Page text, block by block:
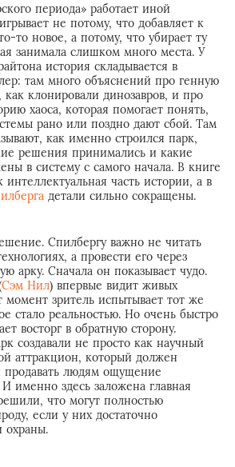
периода» работает иной
не потому, что добавляет к
то новое, а потому, что убирает ту
занимала слишком много места. У
история складывается в
там много объяснений про генную
клонировали динозавров, и про
хаоса, которая помогает понять,
рано или поздно дают сбой. Там
как именно строился парк,
решения принимались и какие
в систему с самого начала. В книге
интеллектуальная часть истории, а в
детали сильно сокращены.
Спилбергу важно не читать
а провести его через
арку. Сначала он показывает чудо.
Сэм Нил) впервые видит живых
момент зритель испытывает тот же
стало реальностью. Но очень быстро
восторг в обратную сторону.
создавали не просто как научный
аттракцион, который должен
продавать людям ощущение
И именно здесь заложена главная
что могут полностью
если у них достаточно
охраны.